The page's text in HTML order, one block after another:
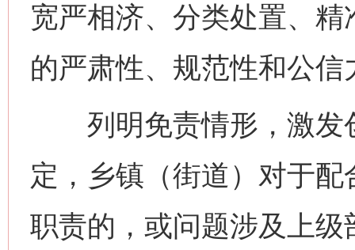
宽严相济、分类处置、
的严肃性、规范性和公信
列明免责情形，激发
定，乡镇（街道）对于
职责的，或问题涉及上